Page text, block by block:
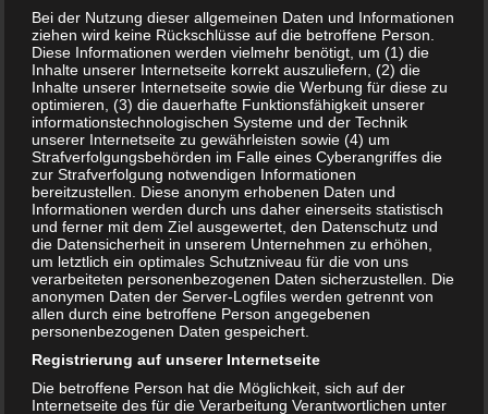
Sushi in der Schwangerschaft – lieber die Finger weg?
Bei der Nutzung dieser allgemeinen Daten und Informationen
ziehen wird keine Rückschlüsse auf die betroffene Person.
Diese Informationen werden vielmehr benötigt, um (1) die
Inhalte unserer Internetseite korrekt auszuliefern, (2) die
Inhalte unserer Internetseite sowie die Werbung für diese zu
optimieren, (3) die dauerhafte Funktionsfähigkeit unserer
informationstechnologischen Systeme und der Technik
unserer Internetseite zu gewährleisten sowie (4) um
Strafverfolgungsbehörden im Falle eines Cyberangriffes die
zur Strafverfolgung notwendigen Informationen
bereitzustellen. Diese anonym erhobenen Daten und
Informationen werden durch uns daher einerseits statistisch
und ferner mit dem Ziel ausgewertet, den Datenschutz und
die Datensicherheit in unserem Unternehmen zu erhöhen,
um letztlich ein optimales Schutzniveau für die von uns
verarbeiteten personenbezogenen Daten sicherzustellen. Die
anonymen Daten der Server-Logfiles werden getrennt von
allen durch eine betroffene Person angegebenen
personenbezogenen Daten gespeichert.
Registrierung auf unserer Internetseite
Die betroffene Person hat die Möglichkeit, sich auf der
Internetseite des für die Verarbeitung Verantwortlichen unter